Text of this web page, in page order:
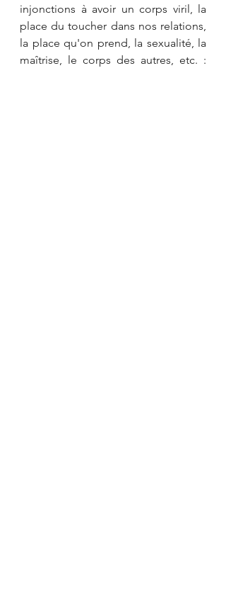
injonctions à avoir un corps viril, la
place du toucher dans nos relations,
la place qu'on prend, la sexualité, la
maîtrise, le corps des autres, etc. :